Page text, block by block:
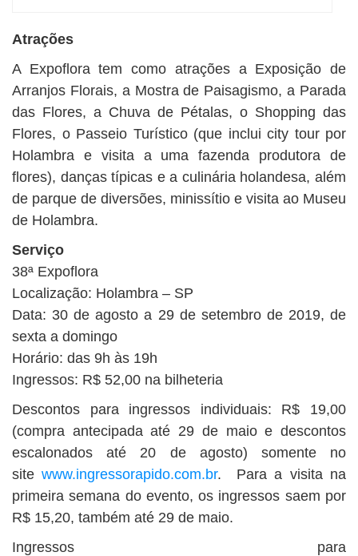
Atrações
A Expoflora tem como atrações a Exposição de
Arranjos Florais, a Mostra de Paisagismo, a Parada
das Flores, a Chuva de Pétalas, o Shopping das
Flores, o Passeio Turístico (que inclui city tour por
Holambra e visita a uma fazenda produtora de
flores), danças típicas e a culinária holandesa, além
de parque de diversões, minissítio e visita ao Museu
de Holambra.
Serviço
38ª Expoflora
Localização: Holambra – SP
Data: 30 de agosto a 29 de setembro de 2019, de
sexta a domingo
Horário: das 9h às 19h
Ingressos: R$ 52,00 na bilheteria
Descontos para ingressos individuais: R$ 19,00
(compra antecipada até 29 de maio e descontos
escalonados até 20 de agosto) somente no
sitewww.ingressorapido.com.br. Para a visita na
primeira semana do evento, os ingressos saem por
R$ 15,20, também até 29 de maio.
Ingressos para